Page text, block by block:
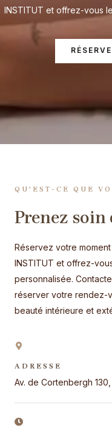
INSTITUT et offrez-vous
QU'EST-CE QUE
Prenez soin
Réservez votre
INSTITUT et offrez-
personnalisée.
réserver votre rendez-
beauté intérieure et
ADRESSE
Av. de Cortenbergh